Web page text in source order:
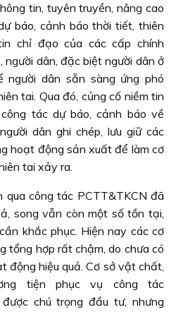
tin, tuyên truyền, nâng cao
báo, cảnh báo thời tiết, thiên
chỉ đạo của các cấp chính
người dân, đặc biệt người dân ở
người dân sẵn sàng ứng phó
tai. Qua đó, củng cố niềm tin
tác dự báo, cảnh báo về
dân ghi chép, lưu giữ các
hoạt động sản xuất để làm cơ
tai xảy ra.
qua công tác PCTT&TKCN đã
song vẫn còn một số tồn tại,
khắc phục. Hiện nay các cơ
tổng hợp rất chậm, do chưa có
động hiệu quả. Cơ sở vật chất,
tiện phục vụ công tác
chú trọng đầu tư, nhưng